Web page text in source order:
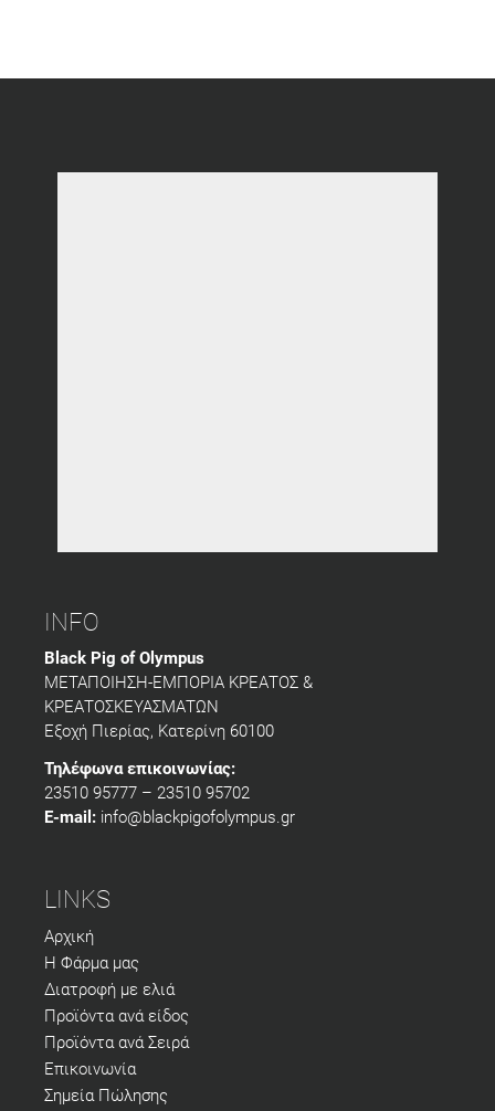
INFO
Black Pig of Olympus
ΜΕΤΑΠΟΙΗΣΗ-ΕΜΠΟΡΙΑ ΚΡΕΑΤΟΣ &
ΚΡΕΑΤΟΣΚΕΥΑΣΜΑΤΩΝ
Εξοχή Πιερίας, Κατερίνη 60100
Τηλέφωνα επικοινωνίας:
23510 95777 – 23510 95702
E-mail: info@blackpigofolympus.gr
LINKS
Αρχική
Η Φάρμα μας
Διατροφή με ελιά
Προϊόντα ανά είδος
Προϊόντα ανά Σειρά
Επικοινωνία
Σημεία Πώλησης